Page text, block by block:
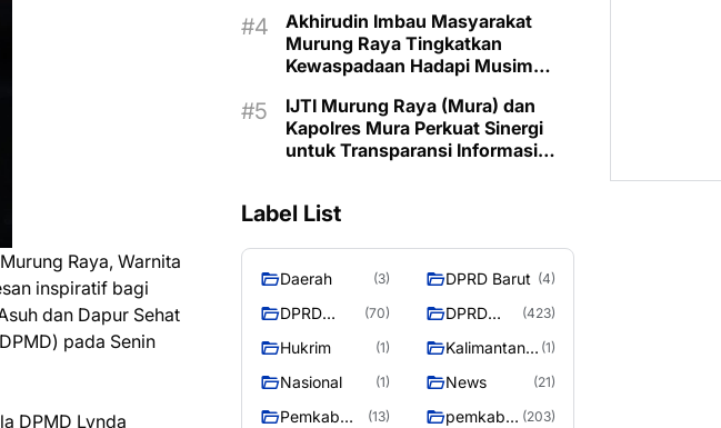
Raya, Warnita
inspiratif bagi
dan Dapur Sehat
pada Senin
DPMD Lynda
Akhirudin Imbau Masyarakat
Murung Raya Tingkatkan
Kewaspadaan Hadapi Musim
IJTI Murung Raya (Mura) dan
Kapolres Mura Perkuat Sinergi
untuk Transparansi Informasi
Label List
Daerah (3) DPRD Barut (4)
DPRD
Raya
(70)
DPRD
RAYA
(423)
Hukrim (1)
Kalimantan
(1)
Nasional (1) News (21)
Pemkab
(13)
pemkab
(203)